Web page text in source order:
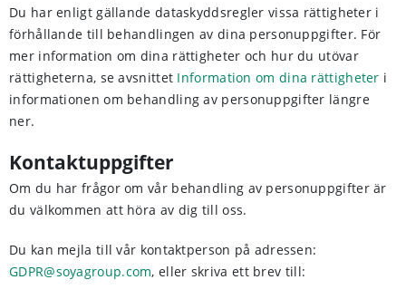
Du har enligt gällande dataskyddsregler vissa rättigheter i
förhållande till behandlingen av dina personuppgifter. För
mer information om dina rättigheter och hur du utövar
rättigheterna, se avsnittet Information om dina rättigheter i
informationen om behandling av personuppgifter längre
ner.
Kontaktuppgifter
Om du har frågor om vår behandling av personuppgifter är
du välkommen att höra av dig till oss.
Du kan mejla till vår kontaktperson på adressen:
GDPR@soyagroup.com, eller skriva ett brev till: